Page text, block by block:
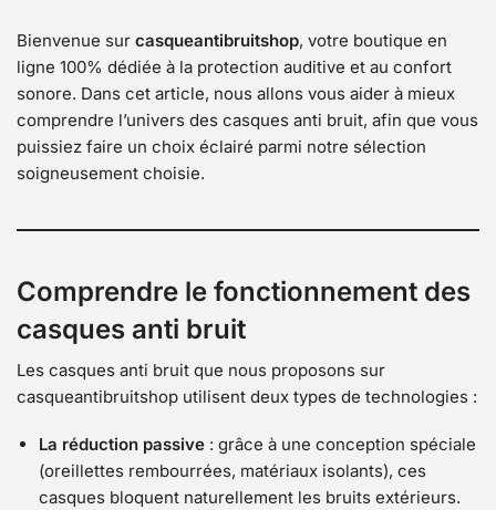
Bienvenue sur casqueantibruitshop, votre boutique en
ligne 100% dédiée à la protection auditive et au confort
sonore. Dans cet article, nous allons vous aider à mieux
comprendre l’univers des casques anti bruit, afin que vous
puissiez faire un choix éclairé parmi notre sélection
soigneusement choisie.
Comprendre le fonctionnement des
casques anti bruit
Les casques anti bruit que nous proposons sur
casqueantibruitshop utilisent deux types de technologies :
La réduction passive : grâce à une conception spéciale
(oreillettes rembourrées, matériaux isolants), ces
casques bloquent naturellement les bruits extérieurs.